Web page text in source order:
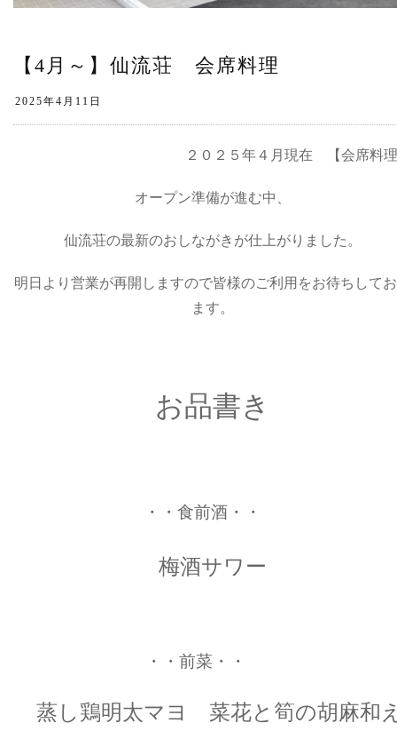
【4月～】仙流荘 会席料理
２０２５年４月現在 【会席料
オープン準備が進む中、
仙流荘の最新のおしながきが仕上がりました。
明日より営業が再開しますので皆様のご利用をお待ちして
ます。
お品書き
・・食前酒・・
梅酒サワー
・・前菜・・
蒸し鶏明太マヨ 菜花と筍の胡麻和